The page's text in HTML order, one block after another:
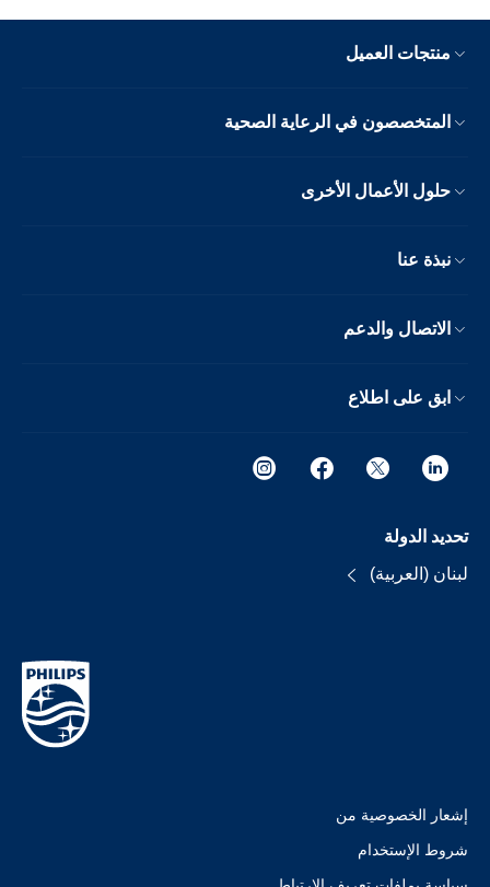
منتجات العميل
المتخصصون في الرعاية الصحية
حلول الأعمال الأخرى
نبذة عنا
الاتصال والدعم
ابق على اطلاع
تحديد الدولة
لبنان (العربية)
إشعار الخصوصية من
شروط الإستخدام